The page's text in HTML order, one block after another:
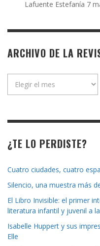
Lafuente Estefanía 7
ARCHIVO DE LA
¿TE LO PERDISTE?
Cuatro ciudades, cuatro
Silencio, una muestra más
El Libro Invisible: el primer
literatura infantil y juvenil a
Isabelle Huppert y sus
Elle